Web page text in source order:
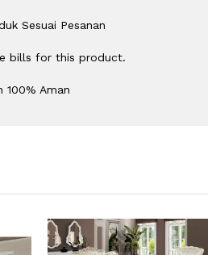
Sesuai Pesanan
bills for this product.
100% Aman